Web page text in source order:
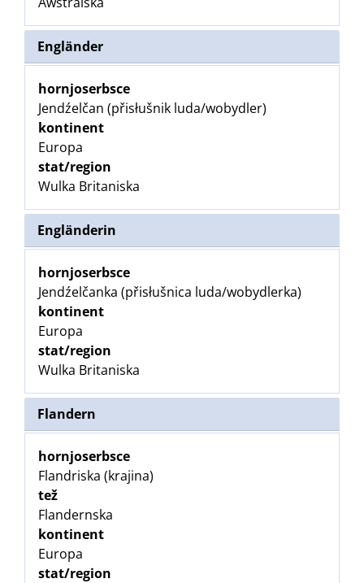
Engländer
hornjoserbsce
Jendźelčan (přisłušnik luda/wobydler)
kontinent
Europa
stat/region
Wulka Britaniska
Engländerin
hornjoserbsce
Jendźelčanka (přisłušnica luda/wobydlerka)
kontinent
Europa
stat/region
Wulka Britaniska
Flandern
hornjoserbsce
Flandriska (krajina)
tež
Flandernska
kontinent
Europa
stat/region